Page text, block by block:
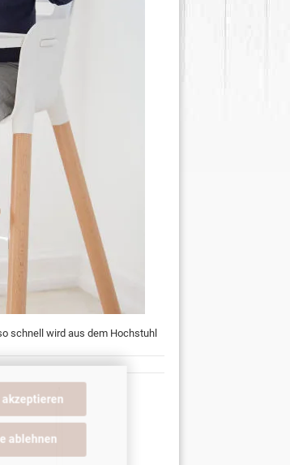
akzeptieren
ablehnen
schnell wird aus dem Hochstuhl